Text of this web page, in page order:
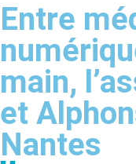
Entre
main,
et
Nantes